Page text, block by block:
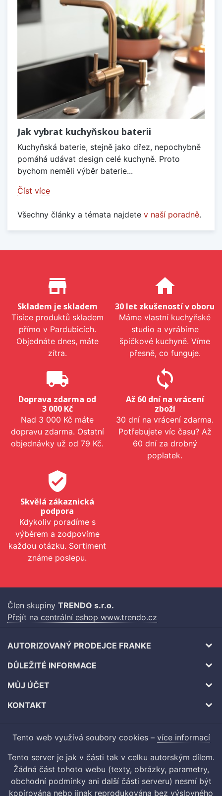
Jak vybrat kuchyňskou baterii
Kuchyňská baterie, stejně jako dřez, nepochybně
pomáhá udávat design celé kuchyně. Proto
bychom neměli výběr baterie...
Číst více
Všechny články a témata najdete v naší poradně.
Proč nakupovat u nás?
store_mall_directory
Skladem je skladem
Tisíce produktů skladem
přímo v Pardubicích.
Objednáte dnes, máte
zítra.
home
30 let zkušeností v oboru
Máme vlastní kuchyňské
studio a vyrábíme
špičkové kuchyně. Víme
přesně, co funguje.
local_shipping
Doprava zdarma od
3 000 Kč
Nad 3 000 Kč máte
dopravu zdarma. Ostatní
objednávky už od 79 Kč.
sync
Až 60 dní na vrácení
zboží
30 dní na vrácení zdarma.
Potřebujete víc času? Až
60 dní za drobný
poplatek.
verified_user
Skvělá zákaznická
podpora
Kdykoliv poradíme s
výběrem a zodpovíme
každou otázku. Sortiment
známe poslepu.
Člen skupiny TRENDO s.r.o.
Přejít na centrální eshop www.trendo.cz
AUTORIZOVANÝ PRODEJCE FRANKE
DŮLEŽITÉ INFORMACE
MŮJ ÚČET
KONTAKT
Tento web využívá soubory cookies – více informací
Tento server je jak v části tak v celku autorským dílem.
Žádná část tohoto webu (texty, obrázky, parametry,
obchodní podmínky ani další části serveru) nesmí být
kopírována nebo jinak reprodukována bez výslovného